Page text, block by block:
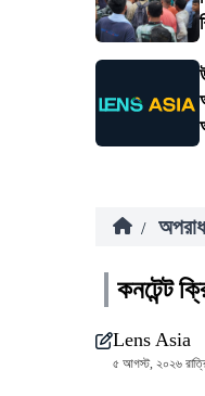
/ অপরাধ
কনটেন্ট
Lens Asia
৫ আগস্ট, ২০২৬